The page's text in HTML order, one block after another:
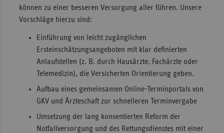
können zu einer besseren Versorgung aller führen. Unsere
Vorschläge hierzu sind:
Einführung von leicht zugänglichen
Ersteinschätzungsangeboten mit klar definierten
Anlaufstellen (z. B. durch Hausärzte, Fachärzte oder
Telemedizin), die Versicherten Orientierung geben.
Aufbau eines gemeinsamen Online-Terminportals von
GKV und Ärzteschaft zur schnelleren Terminvergabe
Umsetzung der lang konsentierten Reform der
Notfallversorgung und des Rettungsdienstes mit einer